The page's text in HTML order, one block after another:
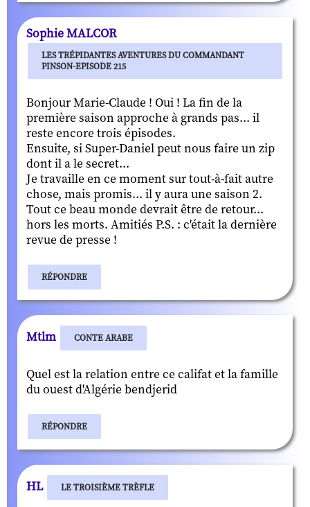
Sophie MALCOR
LES TRÉPIDANTES AVENTURES DU COMMANDANT
PINSON-EPISODE 215
Bonjour Marie-Claude ! Oui ! La fin de la
première saison approche à grands pas... il
reste encore trois épisodes.
Ensuite, si Super-Daniel peut nous faire un zip
dont il a le secret...
Je travaille en ce moment sur tout-à-fait autre
chose, mais promis... il y aura une saison 2.
Tout ce beau monde devrait être de retour...
hors les morts. Amitiés P.S. : c'était la dernière
revue de presse !
RÉPONDRE
Mtlm CONTE ARABE
Quel est la relation entre ce califat et la famille
du ouest d'Algérie bendjerid
RÉPONDRE
HL LE TROISIÈME TRÈFLE